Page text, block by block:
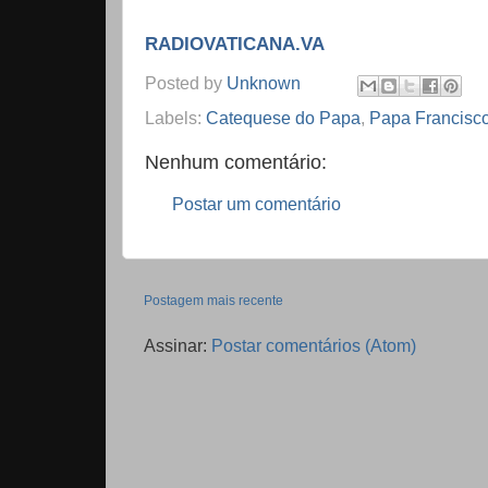
RADIOVATICANA.VA
Posted by Unknown
Labels: Catequese do Papa Papa
Nenhum comentário:
Postar um comentário
Postagem mais recente
Assinar: Postar comentários (Atom)